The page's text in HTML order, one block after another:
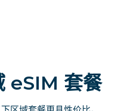
eSIM 套餐